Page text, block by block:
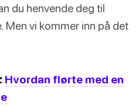
du henvende deg til
Men vi kommer inn på det
Hvordan flørte med en